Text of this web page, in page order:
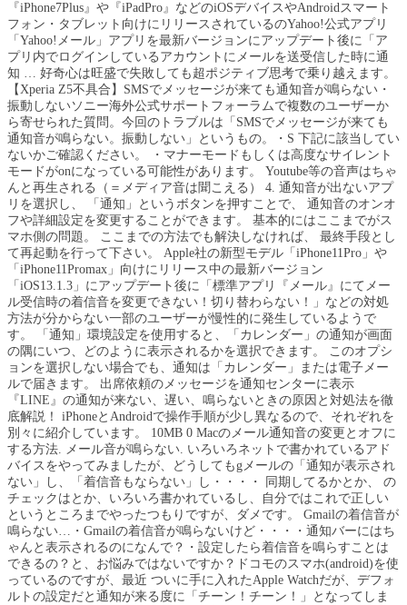
『iPhone7Plus』や『iPadPro』などのiOSデバイスやAndroidスマート
フォン・タブレット向けにリリースされているのYahoo!公式アプリ
「Yahoo!メール」アプリを最新バージョンにアップデート後に「ア
プリ内でログインしているアカウントにメールを送受信した時に通
知 … 好奇心は旺盛で失敗しても超ポジティブ思考で乗り越えます。
【Xperia Z5不具合】SMSでメッセージが来ても通知音が鳴らない・
振動しないソニー海外公式サポートフォーラムで複数のユーザーか
ら寄せられた質問。今回のトラブルは「SMSでメッセージが来ても
通知音が鳴らない。振動しない」というもの。・S 下記に該当してい
ないかご確認ください。 ・マナーモードもしくは高度なサイレント
モードがonになっている可能性があります。 Youtube等の音声はちゃ
んと再生される（＝メディア音は聞こえる） 4. 通知音が出ないアプ
リを選択し、 「通知」というボタンを押すことで、 通知音のオンオ
フや詳細設定を変更することができます。 基本的にはここまでがス
マホ側の問題。 ここまでの方法でも解決しなければ、 最終手段とし
て再起動を行って下さい。 Apple社の新型モデル「iPhone11Pro」や
「iPhone11Promax」向けにリリース中の最新バージョン
「iOS13.1.3」にアップデート後に「標準アプリ『メール』にてメー
ル受信時の着信音を変更できない！切り替わらない！」などの対処
方法が分からない一部のユーザーが慢性的に発生しているようで
す。 「通知」環境設定を使用すると、「カレンダー」の通知が画面
の隅にいつ、どのように表示されるかを選択できます。 このオプシ
ョンを選択しない場合でも、通知は「カレンダー」または電子メー
ルで届きます。 出席依頼のメッセージを通知センターに表示
『LINE』の通知が来ない、遅い、鳴らないときの原因と対処法を徹
底解説！ iPhoneとAndroidで操作手順が少し異なるので、それぞれを
別々に紹介しています。 10MB 0 Macのメール通知音の変更とオフに
する方法. メール音が鳴らない. いろいろネットで書かれているアド
バイスをやってみましたが、どうしてもgメールの「通知が表示され
ない」し、「着信音もならない」し・・・・ 同期してるかとか、 の
チェックはとか、いろいろ書かれているし、自分ではこれで正しい
というところまでやったつもりですが、ダメです。 Gmailの着信音が
鳴らない…・Gmailの着信音が鳴らないけど・・・・通知バーにはち
ゃんと表示されるのになんで？・設定したら着信音を鳴らすことは
できるの？と、お悩みではないですか？ドコモのスマホ(android)を使
っているのですが、最近 ついに手に入れたApple Watchだが、デフォ
ルトの設定だと通知が来る度に「チーン！チーン！」となってしま